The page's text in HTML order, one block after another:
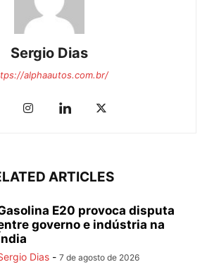
Sergio Dias
alphaautos.com.br/
ARTICLES
E20 provoca disputa
governo e indústria na
Dias - 7 de agosto de 2026